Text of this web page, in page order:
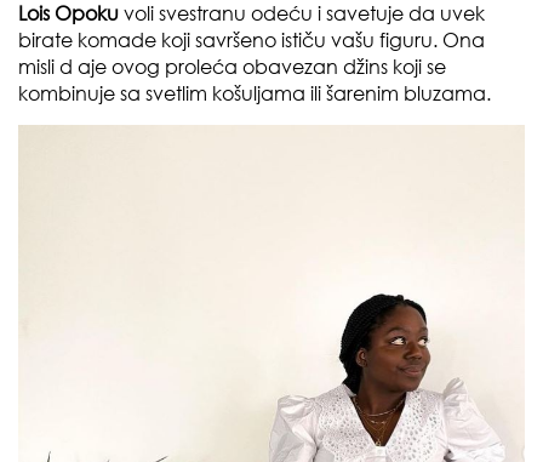
Lois Opoku voli svestranu odeću i savetuje da uvek
birate komade koji savršeno ističu vašu figuru. Ona
misli d aje ovog proleća obavezan džins koji se
kombinuje sa svetlim košuljama ili šarenim bluzama.